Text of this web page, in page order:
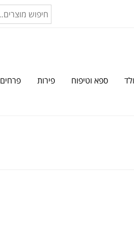
ספא וטיפוח פירות פרחים